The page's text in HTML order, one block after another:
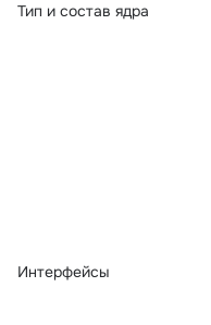
Тип и состав ядра
Интерфейсы